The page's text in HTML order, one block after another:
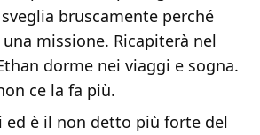
bruscamente perché
missione. Ricapiterà nel
dorme nei viaggi e sogna.
ce la fa più.
ed è il non detto più forte del